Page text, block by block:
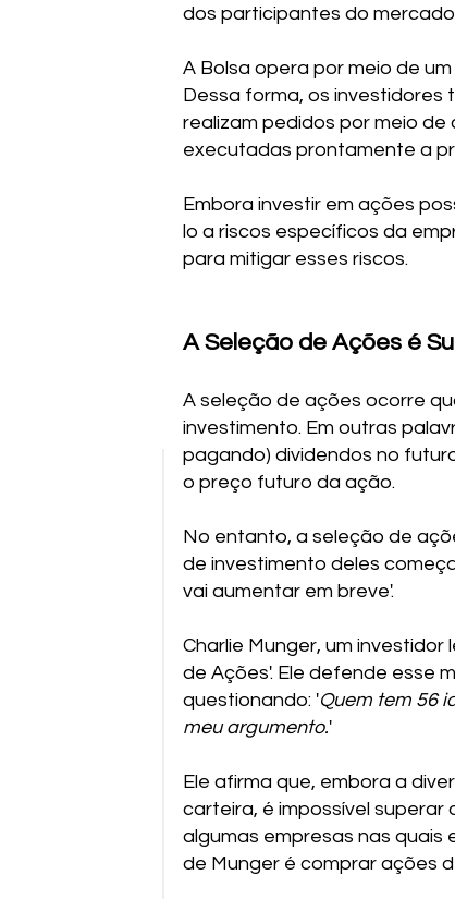
dos participantes do
A Bolsa opera por meio de
Dessa forma, os
realizam pedidos por meio
executadas prontamente a
Embora investir em ações
lo a riscos específicos da
para mitigar esses riscos.
A Seleção de Ações é
A seleção de ações ocorre
investimento. Em outras
pagando) dividendos no
o preço futuro da ação.
No entanto, a seleção de
de investimento deles
vai aumentar em breve'.
Charlie Munger, um
de Ações'. Ele defende esse
questionando: 'Quem tem 56
meu argumento.'
Ele afirma que, embora a
carteira, é impossível superar
algumas empresas nas quais
de Munger é comprar ações